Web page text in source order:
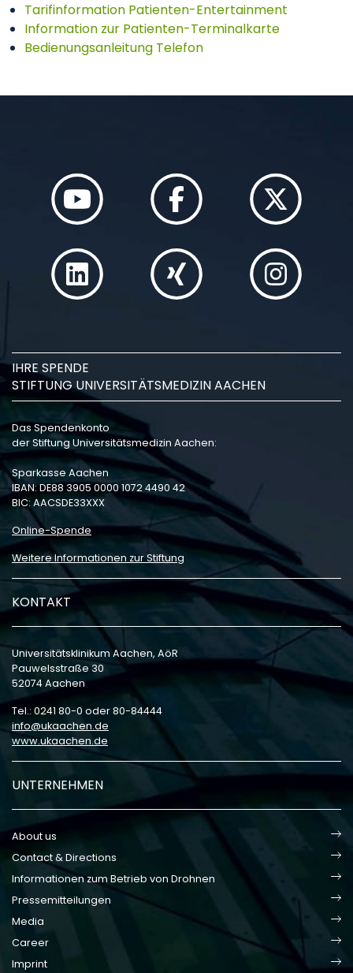
Tarifinformation Patienten-Entertainment
Information zur Patienten-Terminalkarte
Bedienungsanleitung Telefon
IHRE SPENDE
STIFTUNG UNIVERSITÄTSMEDIZIN AACHEN
Das Spendenkonto
der Stiftung Universitätsmedizin Aachen:
Sparkasse Aachen
IBAN: DE88 3905 0000 1072 4490 42
BIC: AACSDE33XXX
Online-Spende
Weitere Informationen zur Stiftung
KONTAKT
Universitätsklinikum Aachen, AöR
Pauwelsstraße 30
52074 Aachen
Tel.: 0241 80-0 oder 80-84444
info
ukaachen de
www.ukaachen.de
UNTERNEHMEN
About us
Contact & Directions
Informationen zum Betrieb von Drohnen
Pressemitteilungen
Media
Career
Imprint